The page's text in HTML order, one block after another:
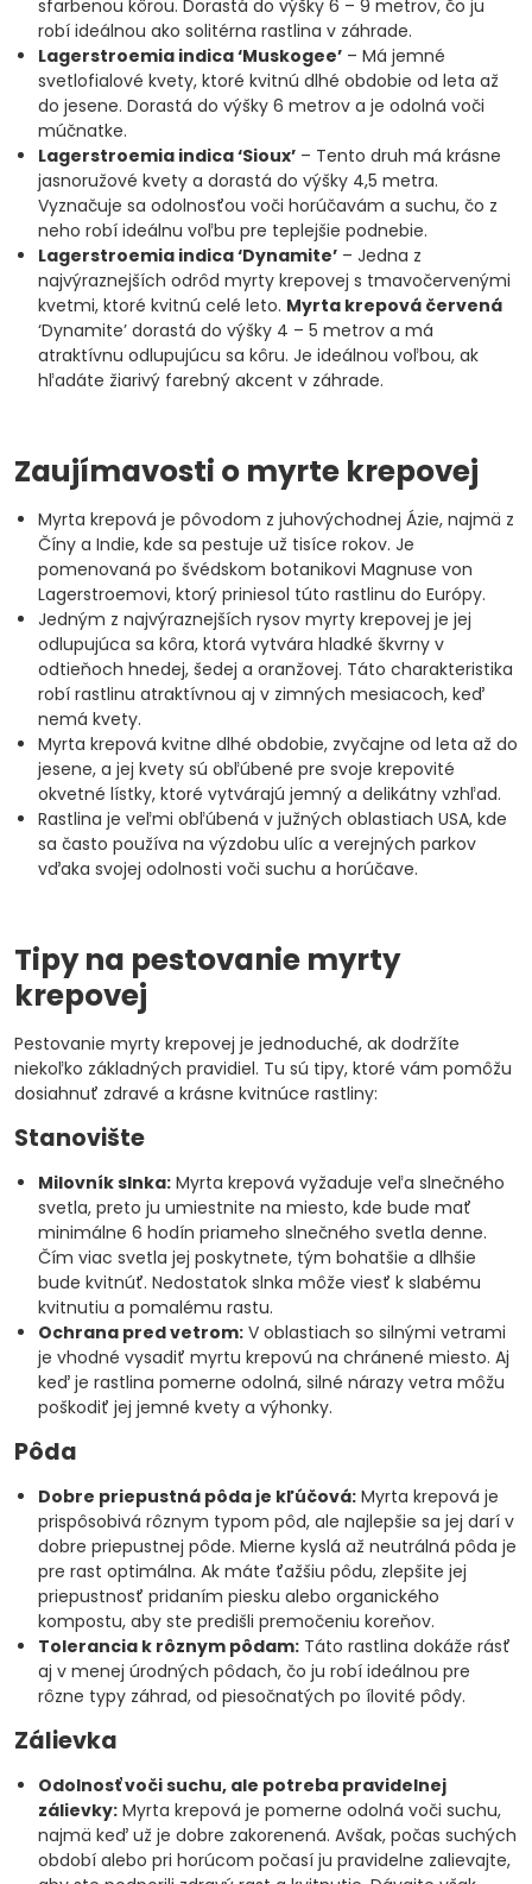
sfarbenou kôrou. Dorastá do výšky 6 – 9 metrov, čo ju
robí ideálnou ako solitérna rastlina v záhrade.
Lagerstroemia indica ‘Muskogee’ – Má jemné
svetlofialové kvety, ktoré kvitnú dlhé obdobie od leta až
do jesene. Dorastá do výšky 6 metrov a je odolná voči
múčnatke.
Lagerstroemia indica ‘Sioux’ – Tento druh má krásne
jasnoružové kvety a dorastá do výšky 4,5 metra.
Vyznačuje sa odolnosťou voči horúčavám a suchu, čo z
neho robí ideálnu voľbu pre teplejšie podnebie.
Lagerstroemia indica ‘Dynamite’ – Jedna z
najvýraznejších odrôd myrty krepovej s tmavočervenými
kvetmi, ktoré kvitnú celé leto. Myrta krepová červená
‘Dynamite’ dorastá do výšky 4 – 5 metrov a má
atraktívnu odlupujúcu sa kôru. Je ideálnou voľbou, ak
hľadáte žiarivý farebný akcent v záhrade.
Zaujímavosti o myrte krepovej
Myrta krepová je pôvodom z juhovýchodnej Ázie, najmä z
Číny a Indie, kde sa pestuje už tisíce rokov. Je
pomenovaná po švédskom botanikovi Magnuse von
Lagerstroemovi, ktorý priniesol túto rastlinu do Európy.
Jedným z najvýraznejších rysov myrty krepovej je jej
odlupujúca sa kôra, ktorá vytvára hladké škvrny v
odtieňoch hnedej, šedej a oranžovej. Táto charakteristika
robí rastlinu atraktívnou aj v zimných mesiacoch, keď
nemá kvety.
Myrta krepová kvitne dlhé obdobie, zvyčajne od leta až do
jesene, a jej kvety sú obľúbené pre svoje krepovité
okvetné lístky, ktoré vytvárajú jemný a delikátny vzhľad.
Rastlina je veľmi obľúbená v južných oblastiach USA, kde
sa často používa na výzdobu ulíc a verejných parkov
vďaka svojej odolnosti voči suchu a horúčave.
Tipy na pestovanie myrty
krepovej
Pestovanie myrty krepovej je jednoduché, ak dodržíte
niekoľko základných pravidiel. Tu sú tipy, ktoré vám pomôžu
dosiahnuť zdravé a krásne kvitnúce rastliny:
Stanovište
Milovník slnka: Myrta krepová vyžaduje veľa slnečného
svetla, preto ju umiestnite na miesto, kde bude mať
minimálne 6 hodín priameho slnečného svetla denne.
Čím viac svetla jej poskytnete, tým bohatšie a dlhšie
bude kvitnúť. Nedostatok slnka môže viesť k slabému
kvitnutiu a pomalému rastu.
Ochrana pred vetrom: V oblastiach so silnými vetrami
je vhodné vysadiť myrtu krepovú na chránené miesto. Aj
keď je rastlina pomerne odolná, silné nárazy vetra môžu
poškodiť jej jemné kvety a výhonky.
Pôda
Dobre priepustná pôda je kľúčová: Myrta krepová je
prispôsobivá rôznym typom pôd, ale najlepšie sa jej darí v
dobre priepustnej pôde. Mierne kyslá až neutrálná pôda je
pre rast optimálna. Ak máte ťažšiu pôdu, zlepšite jej
priepustnosť pridaním piesku alebo organického
kompostu, aby ste predišli premočeniu koreňov.
Tolerancia k rôznym pôdam: Táto rastlina dokáže rásť
aj v menej úrodných pôdach, čo ju robí ideálnou pre
rôzne typy záhrad, od piesočnatých po ílovité pôdy.
Zálievka
Odolnosť voči suchu, ale potreba pravidelnej
zálievky: Myrta krepová je pomerne odolná voči suchu,
najmä keď už je dobre zakorenená. Avšak, počas suchých
období alebo pri horúcom počasí ju pravidelne zalievajte,